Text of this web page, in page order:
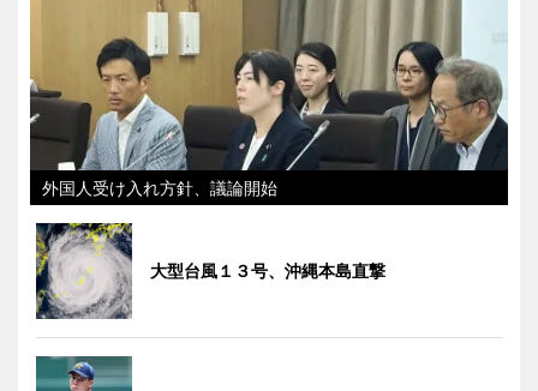
外国人受け入れ方針、議論開始
大型台風１３号、沖縄本島直撃